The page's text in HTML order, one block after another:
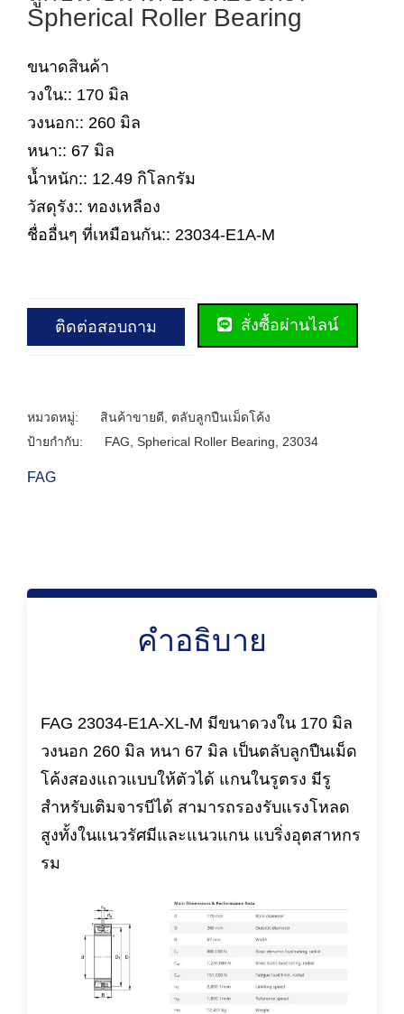
Spherical Roller Bearing
ขนาดสินค้า
วงใน:: 170 มิล
วงนอก:: 260 มิล
หนา:: 67 มิล
น้ำหนัก:: 12.49 กิโลกรัม
วัสดุรัง:: ทองเหลือง
ชื่ออื่นๆ ที่เหมือนกัน:: 23034-E1A-M
ติดต่อสอบถาม สั่งซื้อผ่านไลน์
หมวดหมู่: สินค้าขายดี
ตลับลูกปืนเม็ดโค้ง
ป้ายกำกับ:
FAG Spherical Roller Bearing 23034
FAG
คำอธิบาย
FAG 23034-E1A-XL-M มีขนาดวงใน 170 มิล
วงนอก 260 มิล หนา 67 มิล เป็นตลับลูกปืนเม็ด
โค้งสองแถวแบบให้ตัวได้ แกนในรูตรง มีรู
สำหรับเติมจารบีได้ สามารถรองรับแรงโหลด
สูงทั้งในแนวรัศมีและแนวแกน แบริ่งอุตสาหกร
รม